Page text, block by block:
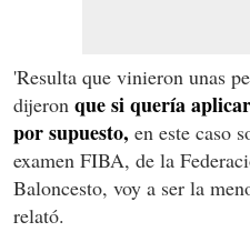
'Resulta que vinieron unas
dijeron que si quería
por supuesto, en este caso
examen FIBA, de la
Baloncesto, voy a ser la
relató.